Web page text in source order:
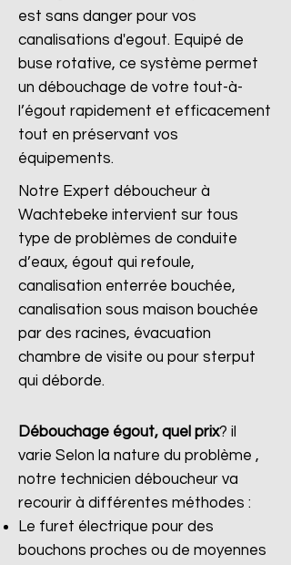
est sans danger pour vos
canalisations d'egout. Equipé de
buse rotative, ce système permet
un débouchage de votre tout-à-
l’égout rapidement et efficacement
tout en préservant vos
équipements.
Notre Expert déboucheur à
Wachtebeke intervient sur tous
type de problèmes de conduite
d’eaux, égout qui refoule,
canalisation enterrée bouchée,
canalisation sous maison bouchée
par des racines, évacuation
chambre de visite ou pour sterput
qui déborde.
Débouchage égout, quel prix? il
varie Selon la nature du problème ,
notre technicien déboucheur va
recourir à différentes méthodes :
Le furet électrique pour des
bouchons proches ou de moyennes